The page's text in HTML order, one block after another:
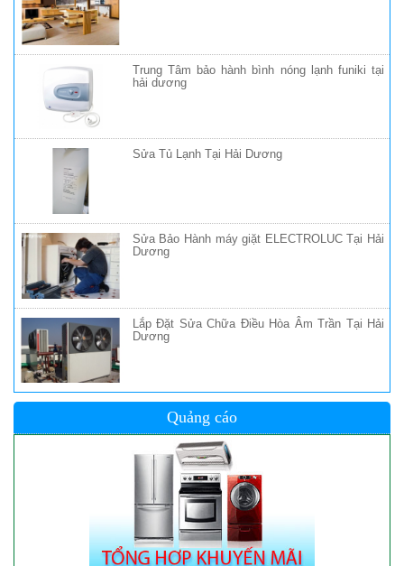
Trung Tâm bảo hành bình nóng lạnh funiki tại
hải dương
Sửa Tủ Lạnh Tại Hải Dương
Sửa Bảo Hành máy giặt ELECTROLUC Tại Hải
Dương
Lắp Đặt Sửa Chữa Điều Hòa Âm Trần Tại Hải
Dương
Quảng cáo